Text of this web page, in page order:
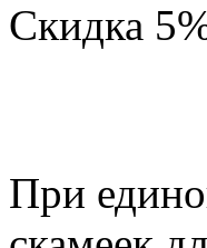
Скидка
При